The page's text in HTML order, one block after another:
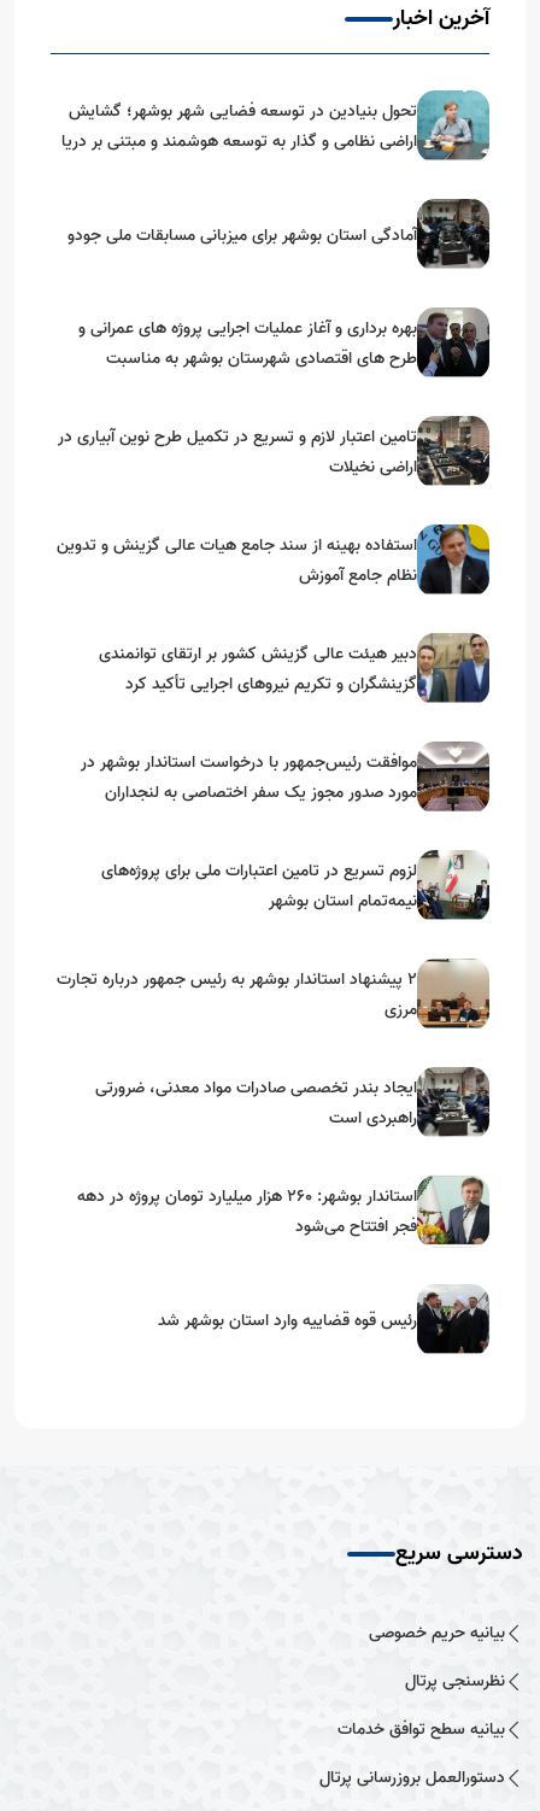
آخرین اخبار
تحول بنیادین در توسعه فضایی شهر بوشهر؛ گشایش
اراضی نظامی و گذار به توسعه هوشمند و مبتنی بر دریا
آمادگی استان بوشهر برای میزبانی مسابقات ملی جودو
بهره برداری و آغاز عملیات اجرایی پروژه های عمرانی و
طرح های اقتصادی شهرستان بوشهر به مناسبت
تامین اعتبار لازم و تسریع در تکمیل طرح نوین آبیاری در
اراضی نخیلات
استفاده بهینه از سند جامع هیات عالی گزینش و‌ تدوین
نظام جامع آموزش
دبیر هیئت عالی گزینش کشور بر ارتقای توانمندی
گزینشگران و تکریم نیروهای اجرایی تأکید کرد
موافقت رئیس‌جمهور با درخواست استاندار بوشهر در
مورد صدور مجوز یک سفر اختصاصی به لنجداران
لزوم تسریع در تامین اعتبارات ملی برای پروژه‌های
نیمه‌تمام استان بوشهر
۲ پیشنهاد استاندار بوشهر به رئیس جمهور درباره تجارت
مرزی
ایجاد بندر تخصصی صادرات مواد معدنی، ضرورتی
راهبردی است
استاندار بوشهر: ۲۶۰ هزار میلیارد تومان پروژه در دهه
فجر افتتاح می‌شود
رئیس قوه قضاییه وارد استان بوشهر شد
دسترسی سریع
بیانیه حریم خصوصی
نظرسنجی پرتال
بیانیه سطح توافق خدمات
دستورالعمل بروزرسانی پرتال